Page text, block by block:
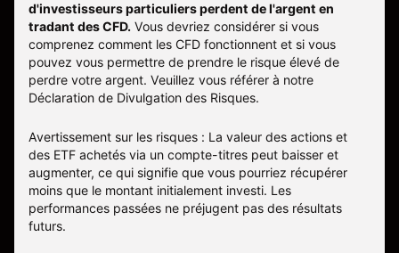
d'investisseurs particuliers perdent de l'argent en
tradant des CFD. Vous devriez considérer si vous
comprenez comment les CFD fonctionnent et si vous
pouvez vous permettre de prendre le risque élevé de
perdre votre argent. Veuillez vous référer à notre
Déclaration de Divulgation des Risques.
Avertissement sur les risques : La valeur des actions et
des ETF achetés via un compte-titres peut baisser et
augmenter, ce qui signifie que vous pourriez récupérer
moins que le montant initialement investi. Les
performances passées ne préjugent pas des résultats
futurs.